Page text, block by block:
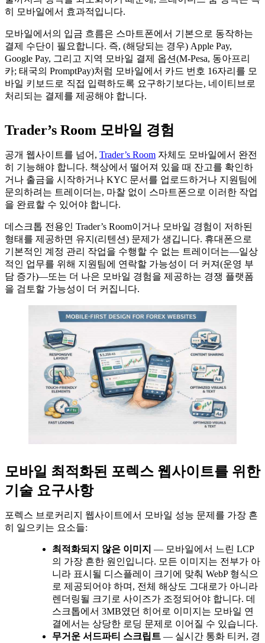
히 모바일에서 효과적입니다.
모바일에서의 입금 흐름은 스마트폰에서 기본으로 동작하는
결제 수단이 필요합니다. 즉, (해당되는 경우) Apple Pay,
Google Pay, 그리고 지역 모바일 결제 옵션(M-Pesa, 동아프리
카; 태국의 PromptPay)처럼 모바일에서 카드 번호 16자리를 모
바일 키보드로 직접 입력하도록 요구하기보다는, 네이티브로
처리되는 결제를 제공해야 합니다.
Trader’s Room 모바일 경험
공개 웹사이트를 넘어, Trader’s Room 자체도 모바일에서 완전
히 기능해야 합니다. 책상에서 떨어져 있을 때 잔고를 확인하
거나 출금을 시작하거나 KYC 문서를 업로드하거나 지원팀에
문의하려는 트레이더는, 마찰 없이 스마트폰으로 이러한 작업
을 완료할 수 있어야 합니다.
데스크톱 전용인 Trader’s Room이거나 모바일 경험이 저하된
형태를 제공하면 유지(리텐션) 문제가 생깁니다. 휴대폰으로
기본적인 계정 관리 작업을 수행할 수 없는 트레이더는—일상
적인 업무를 위해 지원팀에 연락할 가능성이 더 커져(운영 부
담 증가)—또는 더 나은 모바일 경험을 제공하는 경쟁 플랫폼
을 검토할 가능성이 더 커집니다.
모바일 최적화된 포렉스 웹사이트를 위한
기술 요구사항
포렉스 브로커리지 웹사이트에서 모바일 성능 문제를 가장 흔
히 일으키는 요소들:
최적화되지 않은 이미지 — 모바일에서 느린 LCP
의 가장 흔한 원인입니다. 모든 이미지는 전부가 아
니라 표시될 디스플레이 크기에 맞춰 WebP 형식으
로 제공되어야 하며, 전체 해상도 그대로가 아니라
렌더링될 크기로 사이즈가 조정되어야 합니다. 데
스크톱에서 3MB였던 히어로 이미지는 모바일 연
결에서는 상당한 로딩 문제로 이어질 수 있습니다.
무거운 서드파티 스크립트 — 실시간 통화 티커, 경